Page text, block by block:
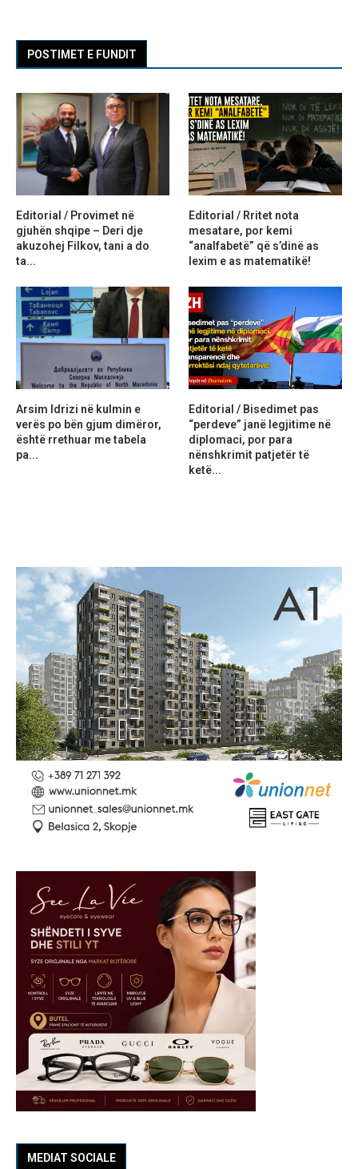
MEDIAT SOCIALE
POSTIMET E FUNDIT
Editorial / Provimet në
gjuhën shqipe – Deri dje
akuzohej Filkov, tani a do
ta...
Editorial / Rritet nota
mesatare, por kemi
“analfabetë” që s’dinë as
lexim e as matematikë!
Arsim Idrizi në kulmin e
verës po bën gjum dimëror,
është rrethuar me tabela
pa...
Editorial / Bisedimet pas
“perdeve” janë legjitime në
diplomaci, por para
nënshkrimit patjetër të
ketë...